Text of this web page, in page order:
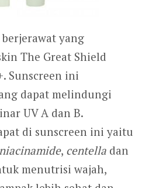
yang
The Great Shield
Sunscreen ini
dapat melindungi
UV A dan B.
di sunscreen ini yaitu
, centelladan
menutrisi wajah,